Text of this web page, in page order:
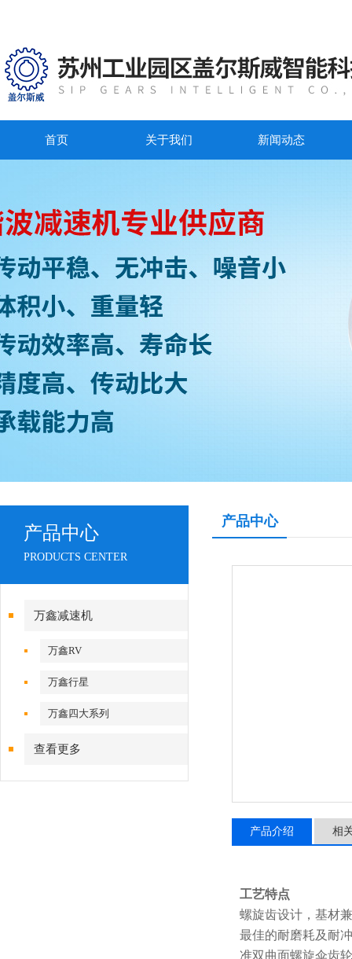
首页 关于我们 新闻动态
产品中心
PRODUCTS CENTER
万鑫减速机
万鑫RV
万鑫行星
万鑫四大系列
查看更多
产品中心
产品介绍 相
工艺特点
螺旋齿设计，基材
最佳的耐磨耗及耐
准双曲面螺旋伞齿